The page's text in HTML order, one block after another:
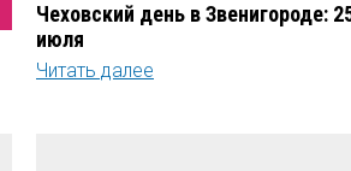
Чеховский день в Звенигороде:
июля
Читать далее